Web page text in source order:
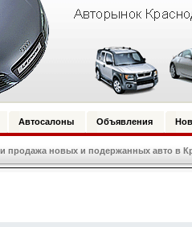
Автосалоны Объявления
новых и подержанных авто в